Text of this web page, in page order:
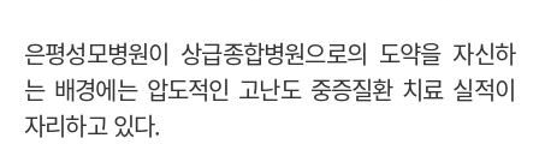
은평성모병원이 상급종합병원으로의 도약을 자신하
는 배경에는 압도적인 고난도 중증질환 치료 실적이
자리하고 있다.